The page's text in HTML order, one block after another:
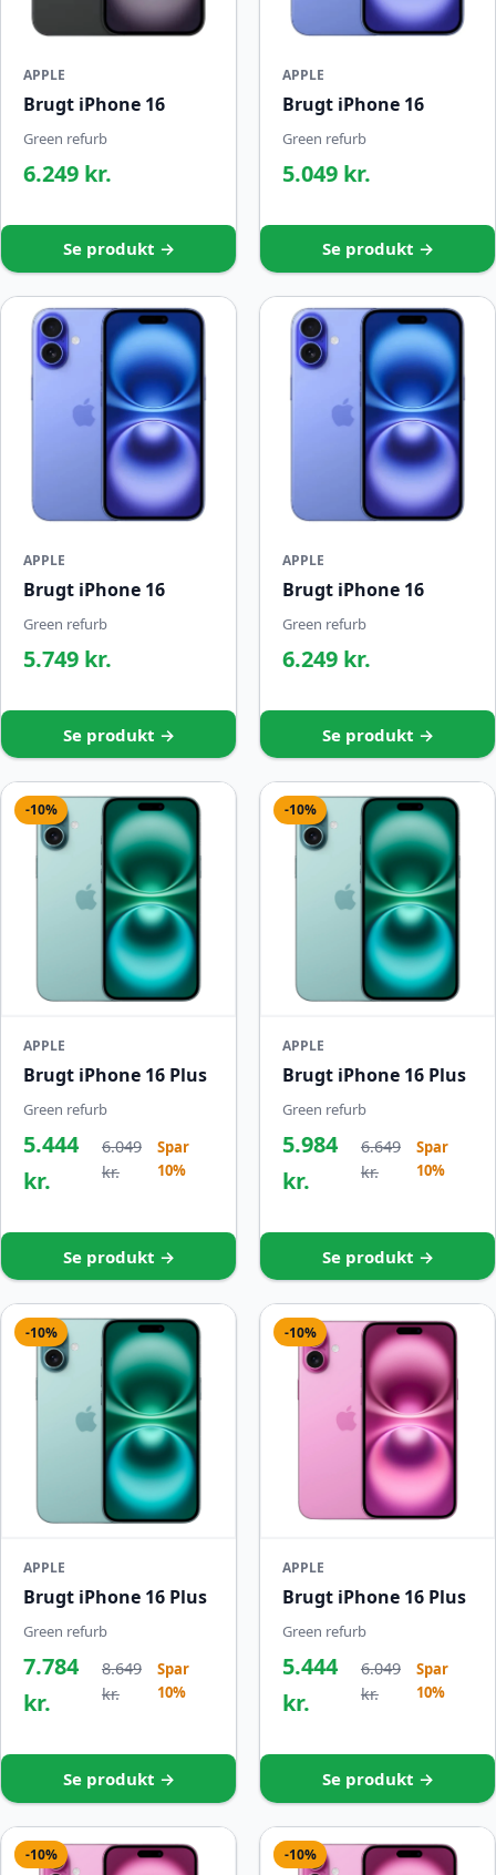
APPLE
Brugt iPhone 16
Green refurb
6.249 kr.
Se produkt →
APPLE
Brugt iPhone 16
Green refurb
5.049 kr.
Se produkt →
APPLE
Brugt iPhone 16
Green refurb
5.749 kr.
Se produkt →
APPLE
Brugt iPhone 16
Green refurb
6.249 kr.
Se produkt →
-10%
APPLE
Brugt iPhone 16 Plus
Green refurb
5.444
kr.
6.049
kr.
Spar
10%
Se produkt →
-10%
APPLE
Brugt iPhone 16 Plus
Green refurb
5.984
kr.
6.649
kr.
Spar
10%
Se produkt →
-10%
APPLE
Brugt iPhone 16 Plus
Green refurb
7.784
kr.
8.649
kr.
Spar
10%
Se produkt →
-10%
APPLE
Brugt iPhone 16 Plus
Green refurb
5.444
kr.
6.049
kr.
Spar
10%
Se produkt →
-10% -10%